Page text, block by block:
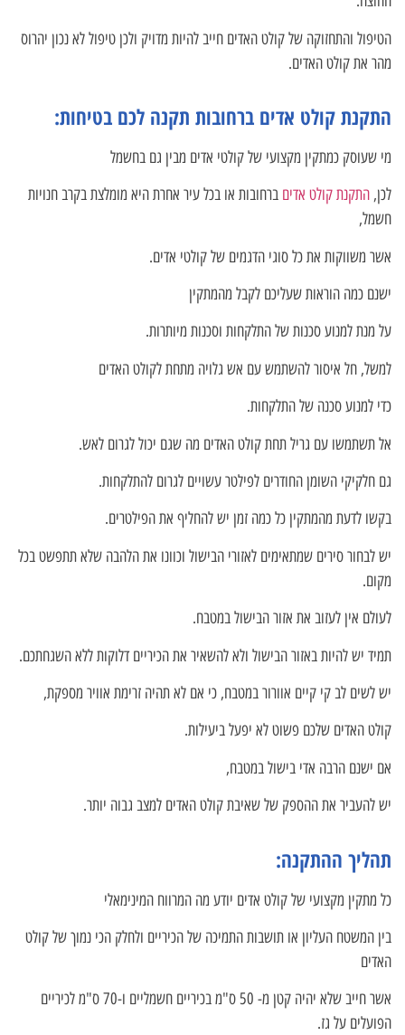
הטיפול והתחזוקה של קולט האדים חייב להיות מדויק ולכן טיפול לא נכון יהרוס
מהר את קולט האדים.
התקנת קולט אדים ברחובות תקנה לכם בטיחות:
מי שעוסק כמתקין מקצועי של קולטי אדים מבין גם בחשמל
לכן, התקנת קולט אדים ברחובות או בכל עיר אחרת היא מומלצת בקרב חנויות
חשמל,
אשר משווקות את כל סוגי הדגמים של קולטי אדים.
ישנם כמה הוראות שעליכם לקבל מהמתקין
על מנת למנוע סכנות של התלקחות וסכנות מיותרות.
למשל, חל איסור להשתמש עם אש גלויה מתחת לקולט האדים
כדי למנוע סכנה של התלקחות.
אל תשתמשו עם גריל תחת קולט האדים מה שגם יכול לגרום לאש.
גם חלקיקי השומן החודרים לפילטר עשויים לגרום להתלקחות.
בקשו לדעת מהמתקין כל כמה זמן יש להחליף את הפילטרים.
יש לבחור סירים שמתאימים לאזורי הבישול וכוונו את הלהבה שלא תתפשט בכל
מקום.
לעולם אין לעזוב את אזור הבישול במטבח.
תמיד יש להיות באזור הבישול ולא להשאיר את הכיריים דלוקות ללא השגחתכם.
יש לשים לב קי קיים אוורור במטבח, כי אם לא תהיה זרימת אוויר מספקת,
קולט האדים שלכם פשוט לא יפעל ביעילות.
אם ישנם הרבה אדי בישול במטבח,
יש להעביר את ההספק של שאיבת קולט האדים למצב גבוה יותר.
תהליך ההתקנה:
כל מתקין מקצועי של קולט אדים יודע מה המרווח המינימאלי
בין המשטח העליון או תושבות התמיכה של הכיריים ולחלק הכי נמוך של קולט
האדים
אשר חייב שלא יהיה קטן מ- 50 ס"מ בכיריים חשמליים ו-70 ס"מ לכיריים
הפועלים על גז.